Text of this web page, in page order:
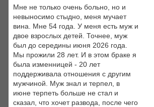
Мне не только очень больно, но и
невыносимо стыдно, меня мучает
вина. Мне 54 года. У меня есть муж и
двое взрослых детей. Точнее, муж
был до середины июня 2026 года.
Мы прожили 28 лет. И в этом браке я
была изменницей - 20 лет
поддерживала отношения с другим
мужчиной. Муж знал и терпел, в
июне терпеть больше не стал и
сказал, что хочет развода, после чего